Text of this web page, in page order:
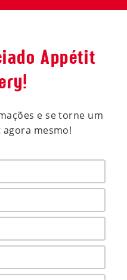
Appétit
e se torne um
mesmo!